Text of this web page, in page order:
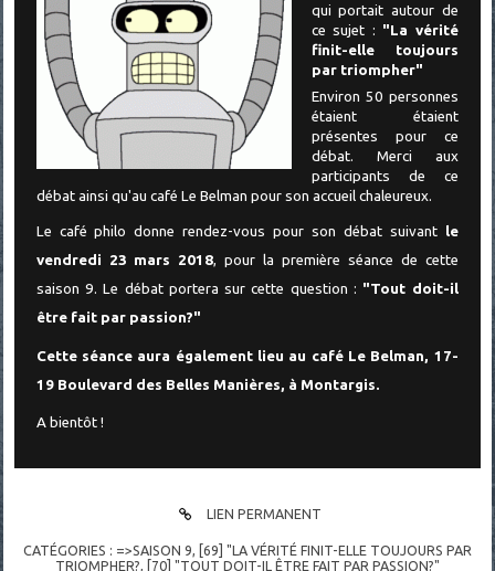
qui portait autour de
ce sujet : "La vérité
finit-elle toujours
par triompher"
Environ 50 personnes
étaient étaient
présentes pour ce
débat. Merci aux
participants de ce
débat ainsi qu'au café Le Belman pour son accueil chaleureux.
Le café philo donne rendez-vous pour son débat suivant le
vendredi 23 mars 2018, pour la première séance de cette
saison 9. Le débat portera sur cette question : "Tout doit-il
être fait par passion?"
Cette séance aura également lieu au café Le Belman, 17-
19 Boulevard des Belles Manières, à Montargis.
A bientôt !
LIEN PERMANENT
CATÉGORIES : =>SAISON 9
[69] "LA VÉRITÉ FINIT-ELLE TOUJOURS PAR
TRIOMPHER?
[70] "TOUT DOIT-IL ÊTRE FAIT PAR PASSION?"